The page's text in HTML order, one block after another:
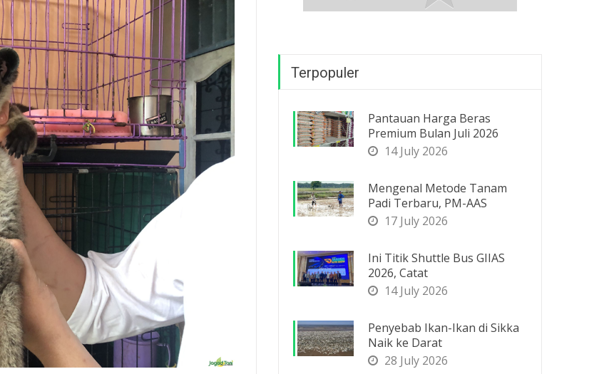
Terpopuler
Pantauan Harga Beras
Premium Bulan Juli 2026
14 July 2026
Mengenal Metode Tanam
Padi Terbaru, PM-AAS
17 July 2026
Ini Titik Shuttle Bus GIIAS
2026, Catat
14 July 2026
Penyebab Ikan-Ikan di Sikka
Naik ke Darat
28 July 2026